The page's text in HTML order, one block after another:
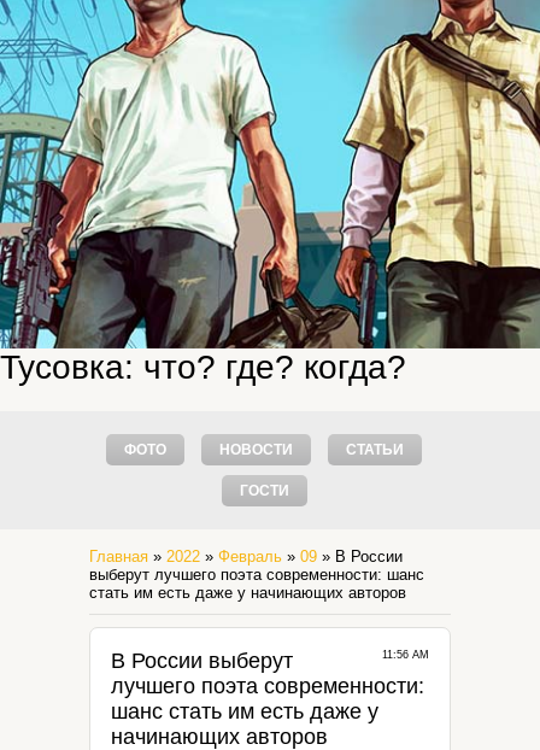
Тусовка: что? где? когда?
ФОТО НОВОСТИ СТАТЬИ
ГОСТИ
Главная » 2022 » Февраль » 09 » В России
выберут лучшего поэта современности: шанс
стать им есть даже у начинающих авторов
11:56 AM
В России выберут
лучшего поэта современности:
шанс стать им есть даже у
начинающих авторов